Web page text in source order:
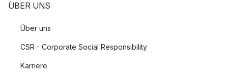
ÜBER UNS
Über uns
CSR - Corporate Social Responsibility
Karriere